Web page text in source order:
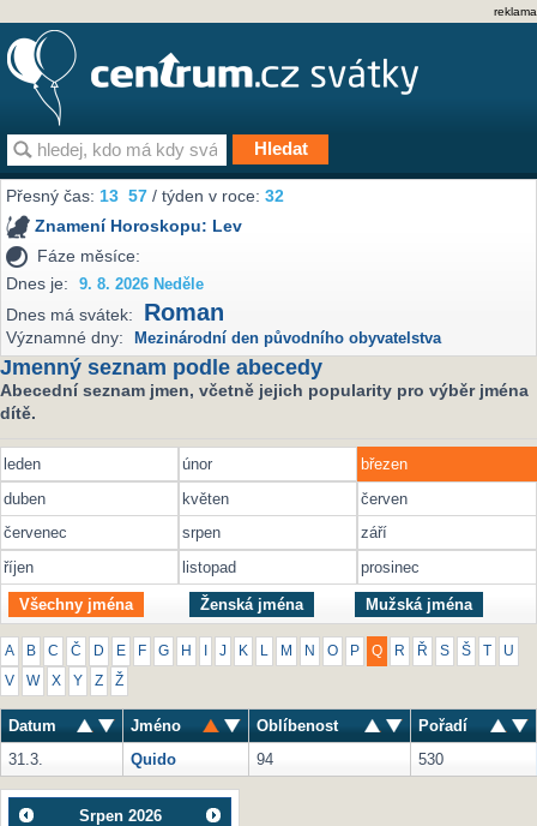
reklama
Přesný čas:13 57 / týden v roce:32
Znamení Horoskopu: Lev
Fáze měsíce:
Dnes je:
9. 8. 2026 Neděle
Dnes má svátek: Roman
Významné dny: Mezinárodní den původního obyvatelstva
Jmenný seznam podle abecedy
Abecední seznam jmen, včetně jejich popularity pro výběr jména
dítě.
leden únor
březen
duben
květen
červen
červenec
srpen
září
říjen
listopad prosinec
Všechny jména Ženská jména Mužská jména
A B C Č D E F G H J K M N O P Q R Ř S Š U
V W X Y Z Ž
Datum Jméno Oblíbenost
Pořadí
31.3.
Quido 94 530
Srpen 2026